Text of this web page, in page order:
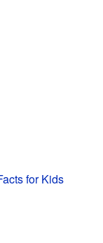
for Kids